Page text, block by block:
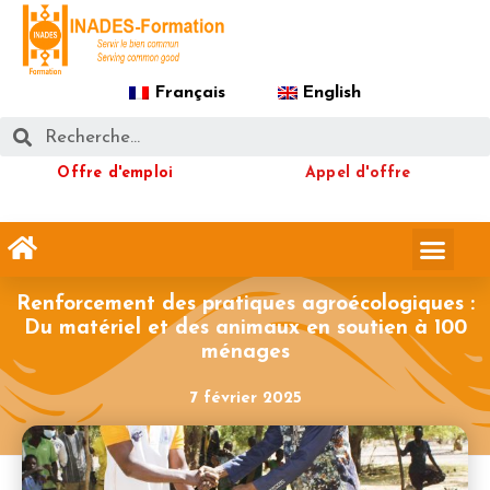
Français English
Offre d'emploi Appel d'offre
Renforcement des pratiques agroécologiques :
Du matériel et des animaux en soutien à 100
ménages
7 février 2025